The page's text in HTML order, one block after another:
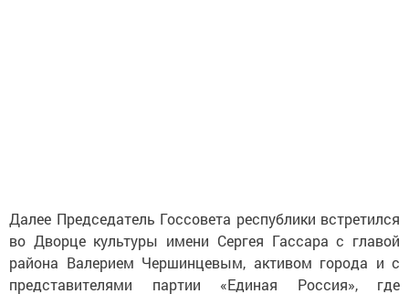
Далее Председатель Госсовета республики встретился
во Дворце культуры имени Сергея Гассара с главой
района Валерием Чершинцевым, активом города и с
представителями партии «Единая Россия», где